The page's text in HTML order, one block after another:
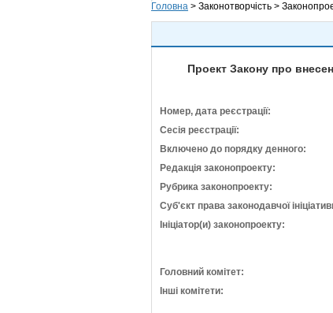
Головна > Законотворчість >
Проект Закону про
Номер, дата реєстрації:
Сесія реєстрації:
Включено до порядку денного:
Редакція законопроекту:
Рубрика законопроекту:
Суб'єкт права законодавчої
Ініціатор(и) законопроекту:
Головний комітет:
Інші комітети: